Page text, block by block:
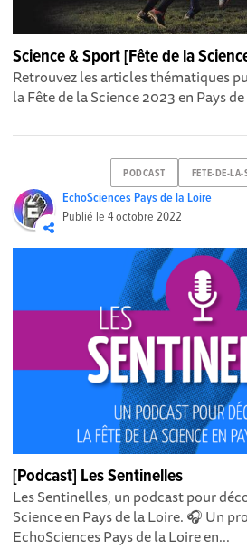
Science & Sport [Fête de la
Retrouvez les articles thématiques
la Fête de la Science 2023 en Pays
PODCAST FETE-DE-LA-
EchoSciences Pays de la Loire
Publié le 4 octobre 2022
[Podcast] Les Sentinelles
Les Sentinelles, un podcast pour
Science en Pays de la Loire. 🎧 Un
EchoSciences Pays de la Loire en...